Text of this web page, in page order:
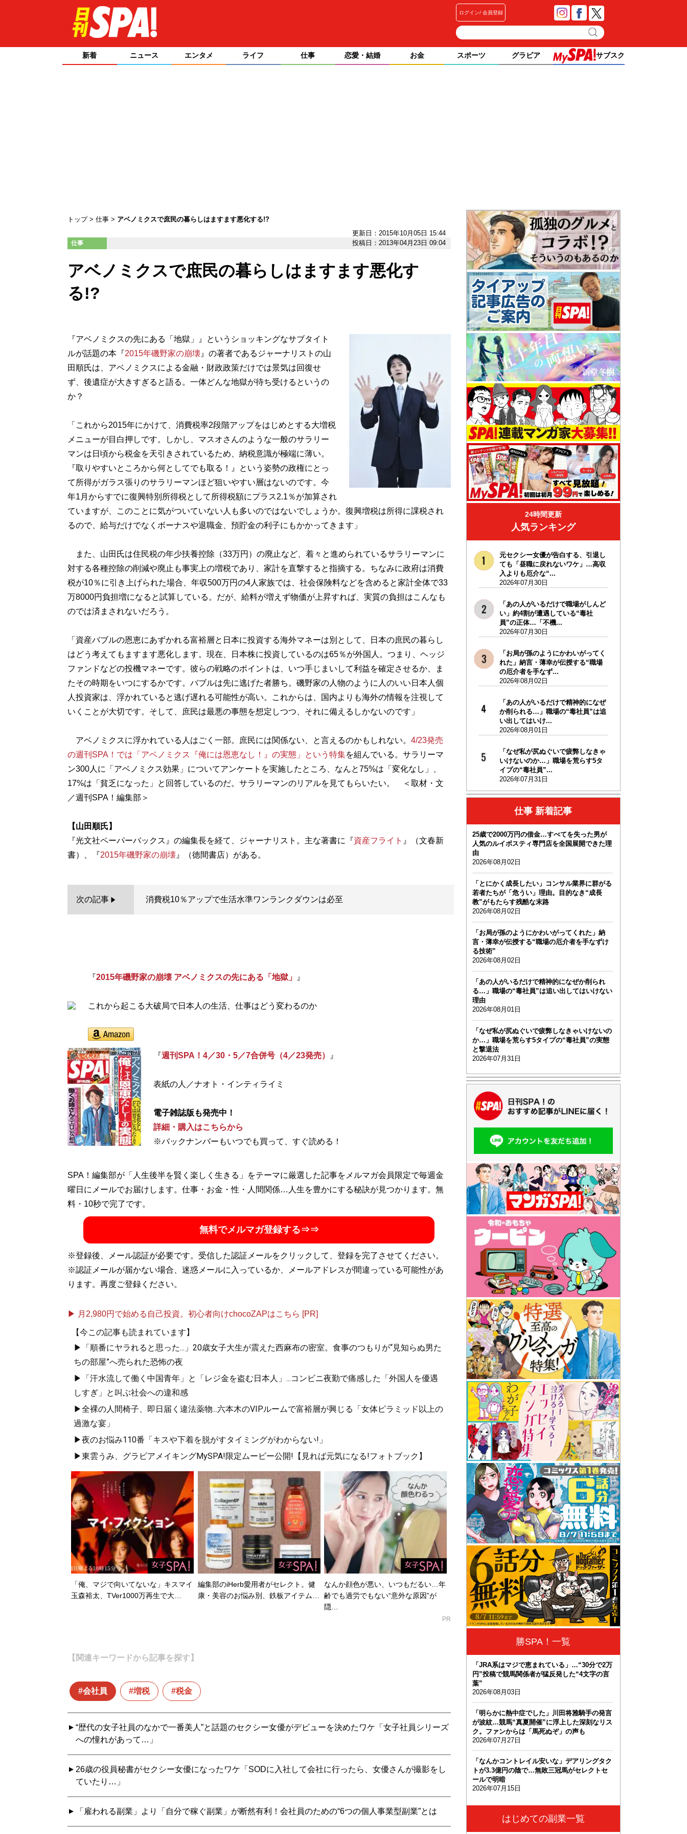
ログイン 会員登録
新着 ニュース エンタメ ライフ 仕事 恋愛・結婚 お金 スポーツ グラビア サブスク
トップ 仕事
アベノミクスで庶民の暮らしはますます悪化する!?
更新日：2015年10月05日 15:44
仕事 投稿日：2013年04月23日 09:04
アベノミクスで庶民の暮らしはますます悪化す
る!?
『アベノミクスの先にある「地獄」』というショッキングなサブタイト
ルが話題の本『2015年磯野家の崩壊』の著者であるジャーナリストの山
田順氏は、アベノミクスによる金融・財政政策だけでは景気は回復せ
ず、後遺症が大きすぎると語る。一体どんな地獄が待ち受けるというの
か？
「これから2015年にかけて、消費税率2段階アップをはじめとする大増税
メニューが目白押しです。しかし、マスオさんのような一般のサラリー
マンは日頃から税金を天引きされているため、納税意識が極端に薄い。
『取りやすいところから何としてでも取る！』という姿勢の政権にとっ
て所得がガラス張りのサラリーマンほど狙いやすい層はないのです。今
年1月からすでに復興特別所得税として所得税額にプラス2.1％が加算され
ていますが、このことに気がついていない人も多いのではないでしょうか。復興増税は所得に課税され
るので、給与だけでなくボーナスや退職金、預貯金の利子にもかかってきます」
また、山田氏は住民税の年少扶養控除（33万円）の廃止など、着々と進められているサラリーマンに
対する各種控除の削減や廃止も事実上の増税であり、家計を直撃すると指摘する。ちなみに政府は消費
税が10％に引き上げられた場合、年収500万円の4人家族では、社会保険料などを含めると家計全体で33
万8000円負担増になると試算している。だが、給料が増えず物価が上昇すれば、実質の負担はこんなも
のでは済まされないだろう。
「資産バブルの恩恵にあずかれる富裕層と日本に投資する海外マネーは別として、日本の庶民の暮らし
はどう考えてもますます悪化します。現在、日本株に投資しているのは65％が外国人。つまり、ヘッジ
ファンドなどの投機マネーです。彼らの戦略のポイントは、いつ手じまいして利益を確定させるか、ま
たその時期をいつにするかです。バブルは先に逃げた者勝ち。磯野家の人物のように人のいい日本人個
人投資家は、浮かれていると逃げ遅れる可能性が高い。これからは、国内よりも海外の情報を注視して
いくことが大切です。そして、庶民は最悪の事態を想定しつつ、それに備えるしかないのです」
アベノミクスに浮かれている人はごく一部。庶民には関係ない、と言えるのかもしれない。 4/23発売
の週刊SPA！では「アベノミクス『俺には恩恵なし！』の実態」という特集を組んでいる。サラリーマ
ン300人に「アベノミクス効果」についてアンケートを実施したところ、なんと75%は「変化なし」、
17%は「貧乏になった」と回答しているのだ。サラリーマンのリアルを見てもらいたい。 ＜取材・文
／週刊SPA！編集部＞
【山田順氏】
『光文社ペーパーバックス』の編集長を経て、ジャーナリスト。主な著書に『資産フライト 』（文春新
書）、『2015年磯野家の崩壊
次の記事 消費税10％アップで生活水準ワンランクダウンは必至
『2015年磯野家の崩壊 アベノミクスの先にある「地獄」 』
これから起こる大破局で日本人の生活、仕事はどう変わるのか
『週刊SPA！4／30・5／7合併号（4／23発売） 』
表紙の人／ナオト・インティライミ
電子雑誌版も発売中！
詳細・購入はこちらから
※バックナンバーもいつでも買って、すぐ読める！
SPA！編集部が「人生後半を賢く楽しく生きる」をテーマに厳選した記事をメルマガ会員限定で毎週金
曜日にメールでお届けします。仕事・お金・性・人間関係…人生を豊かにする秘訣が見つかります。無
料・10秒で完了です。
無料でメルマガ登録する⇒⇒
※登録後、メール認証が必要です。受信した認証メールをクリックして、登録を完了させてください。
※認証メールが届かない場合、迷惑メールに入っているか、メールアドレスが間違っている可能性があ
ります。再度ご登録ください。
▶ 月2,980円で始める自己投資。初心者向けchocoZAPはこちら [PR]
【今この記事も読まれています】
▶「順番にヤラれると思った...」20歳女子大生が震えた西麻布の密室。食事のつもりが“見知らぬ男た
ちの部屋”へ売られた恐怖の夜
▶「汗水流して働く中国青年」と「レジ金を盗む日本人」...コンビニ夜勤で痛感した「外国人を優遇
しすぎ」と叫ぶ社会への違和感
▶全裸の人間椅子、即日届く違法薬物...六本木のVIPルームで富裕層が興じる「女体ピラミッド以上の
過激な宴」
▶夜のお悩み110番「キスや下着を脱がすタイミングがわからない!」
▶東雲うみ、グラビアメイキングMySPA!限定ムービー公開!【見れば元気になる!フォトブック】
「俺、マジで向いてないな」キスマイ
玉森裕太、TVer1000万再生で大…
編集部のiHerb愛用者がセレクト。健
康・美容のお悩み別、鉄板アイテム…
なんか顔色が悪い、いつもだるい…年
齢でも過労でもない“意外な原因”が
隠…
PR
【関連キーワードから記事を探す】
会社員 増税 税金
“歴代の女子社員のなかで一番美人”と話題のセクシー女優がデビューを決めたワケ「女子社員シリーズ
への憧れがあって…」
26歳の役員秘書がセクシー女優になったワケ「SODに入社して会社に行ったら、女優さんが撮影をし
ていたり…」
「雇われる副業」より「自分で稼ぐ副業」が断然有利！会社員のための“6つの個人事業型副業”とは
24時間更新
人気ランキング
元セクシー女優が告白する、引退し
ても「昼職に戻れないワケ」…高収
入よりも厄介な“...
2026年07月30日
「あの人がいるだけで職場がしんど
い」約4割が遭遇している“毒社
員”の正体…「不機...
2026年07月30日
「お局が孫のようにかわいがってく
れた」納言・薄幸が伝授する“職場
の厄介者を手なず...
2026年08月02日
「あの人がいるだけで精神的になぜ
か削られる…」職場の“毒社員”は追
い出してはいけ...
2026年08月01日
「なぜ私が尻ぬぐいで疲弊しなきゃ
いけないのか…」職場を荒らす5タ
イプの“毒社員”...
2026年07月31日
仕事 新着記事
25歳で2000万円の借金…すべてを失った男が
人気のルイボスティ専門店を全国展開できた理
由
2026年08月02日
「とにかく成長したい」コンサル業界に群がる
若者たちが「危うい」理由。目的なき“成長
教”がもたらす残酷な末路
2026年08月02日
「お局が孫のようにかわいがってくれた」納
言・薄幸が伝授する“職場の厄介者を手なずけ
る技術”
2026年08月02日
「あの人がいるだけで精神的になぜか削られ
る…」職場の“毒社員”は追い出してはいけない
理由
2026年08月01日
「なぜ私が尻ぬぐいで疲弊しなきゃいけないの
か…」職場を荒らす5タイプの“毒社員”の実態
と撃退法
2026年07月31日
勝SPA！一覧
「JRA系はマジで恵まれている」…“30分で2万
円”投稿で競馬関係者が猛反発した“4文字の言
葉”
2026年08月03日
「明らかに熱中症でした」川田将雅騎手の発言
が波紋…競馬“真夏開催”に浮上した深刻なリス
ク。ファンからは「馬死ぬぞ」の声も
2026年07月27日
「なんかコントレイル安いな」デアリングタク
トが3.3億円の陰で…無敗三冠馬がセレクトセ
ールで明暗
2026年07月15日
はじめての副業一覧